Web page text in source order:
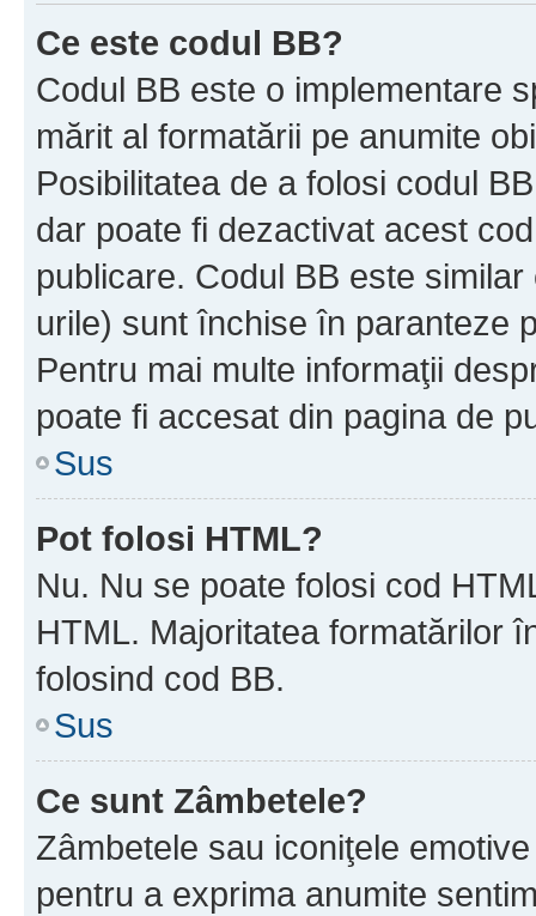
Ce este codul BB?
Codul BB este o implementare
mărit al formatării pe anumite
Posibilitatea de a folosi codul
dar poate fi dezactivat acest
publicare. Codul BB este
urile) sunt închise în paranteze
Pentru mai multe informaţii
poate fi accesat din pagina de
Sus
Pot folosi HTML?
Nu. Nu se poate folosi cod
HTML. Majoritatea formatărilor
folosind cod BB.
Sus
Ce sunt Zâmbetele?
Zâmbetele sau iconiţele
pentru a exprima anumite